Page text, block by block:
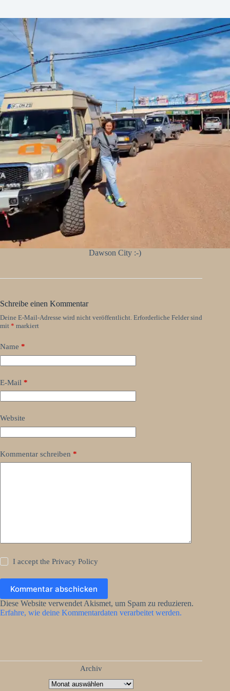
Dawson City :-)
Schreibe einen Kommentar
Deine E-Mail-Adresse wird nicht veröffentlicht. Erforderliche Felder sind
mit * markiert
Name *
E-Mail *
Website
Kommentar schreiben *
I accept thePrivacy Policy
Kommentar abschicken
Diese Website verwendet Akismet, um Spam zu reduzieren.
Erfahre, wie deine Kommentardaten verarbeitet werden.
Archiv